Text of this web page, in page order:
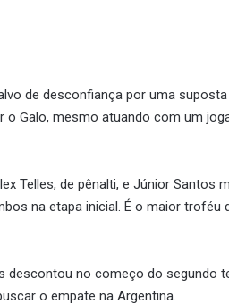
de desconfiança por uma
o Galo, mesmo atuando com um
Telles, de pênalti, e Júnior
na etapa inicial. É o maior troféu
descontou no começo do segundo
o empate na Argentina.